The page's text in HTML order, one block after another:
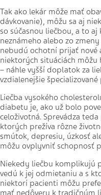
Tak ako lekár môže mať
dávkovanie), môžu sa aj
so súčasnou liečbou, a to
neznámeho alebo zo
nebudú ochotní prijať nové
niektorých situáciách
– náhle vyšší doplatok za
vzdialenejšie
Liečba vysokého
diabetu je, ako už bolo
celoživotná. Sprevádza
ktorých prežíva rôzne
smútok, depresiu, úzkosť
môžu ovplyvniť schopnosť
Niekedy liečbu komplikujú
vedú k jej odmietaniu a s
niektorí pacienti môžu